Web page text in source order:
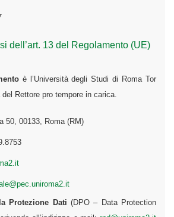
dell’art. 13 del Regolamento (UE)
è l’Università degli Studi di Roma Tor
Rettore pro tempore in carica.
50, 00133, Roma (RM)
Protezione Dati (DPO – Data Protection